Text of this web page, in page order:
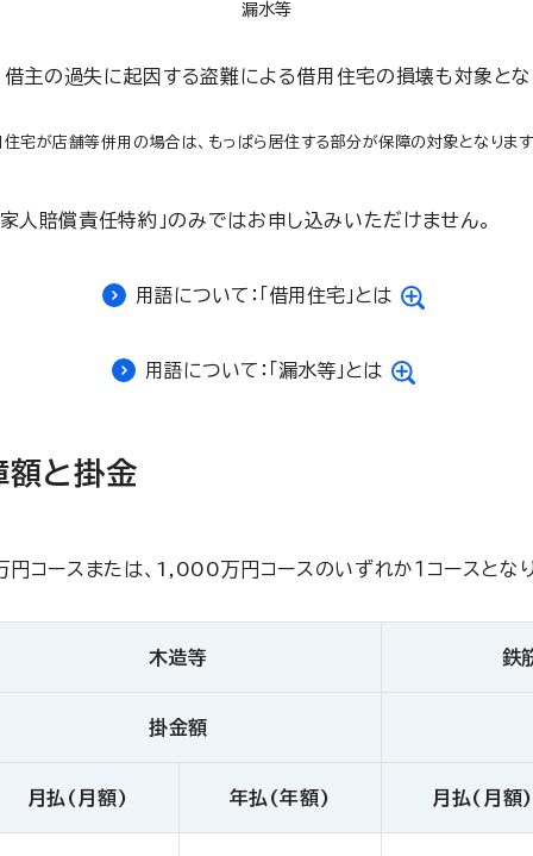
漏水等
借主の過失に起因する盗難による借用住宅の損壊も対象とな
住宅が店舗等併用の場合は、もっぱら居住する部分が保障の対象となります
家人賠償責任特約」のみではお申し込みいただけません。
用語について：「借用住宅」とは
用語について：「漏水等」とは
額と掛金
コースまたは、1,000万円コースのいずれか１コースとな
木造等 鉄
掛金額
月払(月額) 年払(年額) 月払(月額)